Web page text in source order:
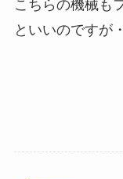
こちらの機械も
といいのですが